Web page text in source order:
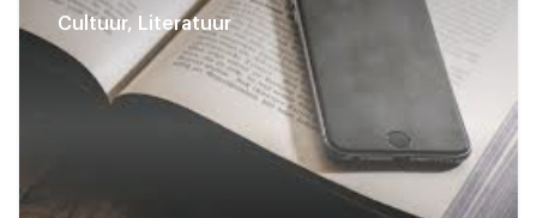
Cultuur, Literatuur